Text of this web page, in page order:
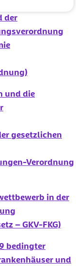
der
und die
gesetzlichen
Verordnung
in der
– GKV-FKG)
bedingter
und